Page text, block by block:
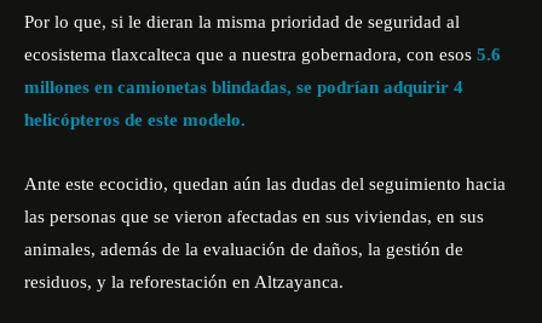
Por lo que, si le dieran la misma prioridad de seguridad al
ecosistema tlaxcalteca que a nuestra gobernadora, con esos 5.6
millones en camionetas blindadas, se podrían adquirir 4
helicópteros de este modelo.
Ante este ecocidio, quedan aún las dudas del seguimiento hacia
las personas que se vieron afectadas en sus viviendas, en sus
animales, además de la evaluación de daños, la gestión de
residuos, y la reforestación en Altzayanca.